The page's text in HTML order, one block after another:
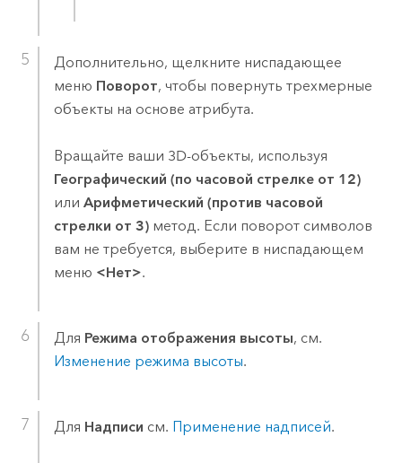
Дополнительно, щелкните ниспадающее
меню Поворот, чтобы повернуть трехмерные
объекты на основе атрибута.
Вращайте ваши 3D-объекты, используя
Географический (по часовой стрелке от 12)
или Арифметический (против часовой
стрелки от 3)метод. Если поворот символов
вам не требуется, выберите в ниспадающем
меню <Нет>.
Для Режима отображения высоты, см.
Изменение режима высоты.
Для Надписи см. Применение надписей.